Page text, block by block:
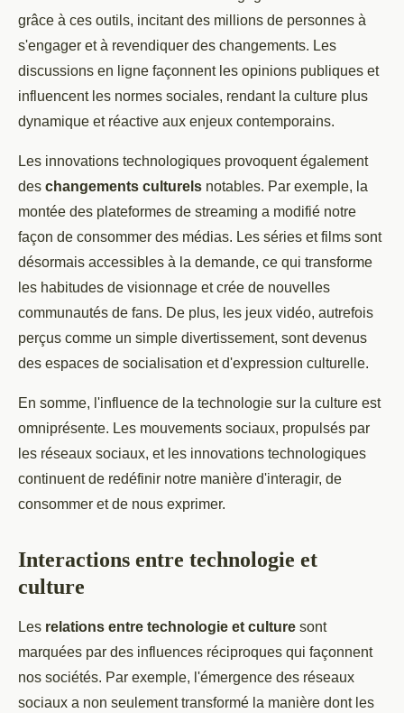
grâce à ces outils, incitant des millions de personnes à
s'engager et à revendiquer des changements. Les
discussions en ligne façonnent les opinions publiques et
influencent les normes sociales, rendant la culture plus
dynamique et réactive aux enjeux contemporains.
Les innovations technologiques provoquent également
des changements culturels notables. Par exemple, la
montée des plateformes de streaming a modifié notre
façon de consommer des médias. Les séries et films sont
désormais accessibles à la demande, ce qui transforme
les habitudes de visionnage et crée de nouvelles
communautés de fans. De plus, les jeux vidéo, autrefois
perçus comme un simple divertissement, sont devenus
des espaces de socialisation et d'expression culturelle.
En somme, l'influence de la technologie sur la culture est
omniprésente. Les mouvements sociaux, propulsés par
les réseaux sociaux, et les innovations technologiques
continuent de redéfinir notre manière d'interagir, de
consommer et de nous exprimer.
Interactions entre technologie et
culture
Les relations entre technologie et culture sont
marquées par des influences réciproques qui façonnent
nos sociétés. Par exemple, l'émergence des réseaux
sociaux a non seulement transformé la manière dont les